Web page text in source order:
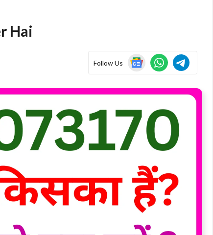
Hai
Follow Us